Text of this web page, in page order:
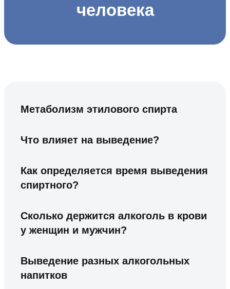
человека
Метаболизм этилового спирта
Что влияет на выведение?
Как определяется время выведения
спиртного?
Сколько держится алкоголь в крови
у женщин и мужчин?
Выведение разных алкогольных
напитков